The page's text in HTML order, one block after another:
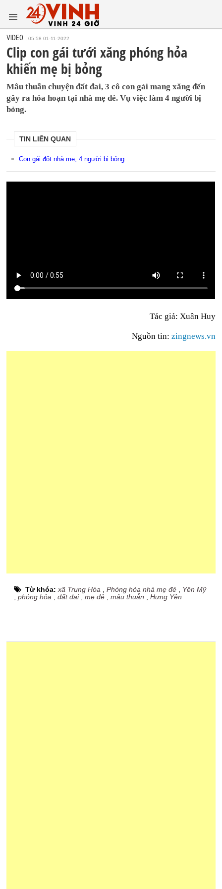
VIDEO 05:58 01-11-2022
Clip con gái tưới xăng phóng hỏa
khiến mẹ bị bỏng
Mâu thuẫn chuyện đất đai, 3 cô con gái mang xăng đến
gây ra hỏa hoạn tại nhà mẹ đẻ. Vụ việc làm 4 người bị
bỏng.
TIN LIÊN QUAN
Con gái đốt nhà mẹ, 4 người bị bỏng
Tác giả: Xuân Huy
Nguồn tin: zingnews.vn
Từ khóa:xã Trung Hòa ,Phóng hỏa nhà mẹ đẻ
Yên Mỹ
,phóng hỏa ,đất đai,mẹ đẻ ,mâu thuẫn ,Hưng Yên